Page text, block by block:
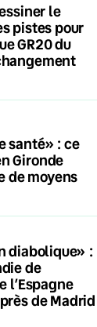
le
pistes pour
GR20 du
santé» : ce
Gironde
de moyens
diabolique» :
de
l’Espagne
de Madrid